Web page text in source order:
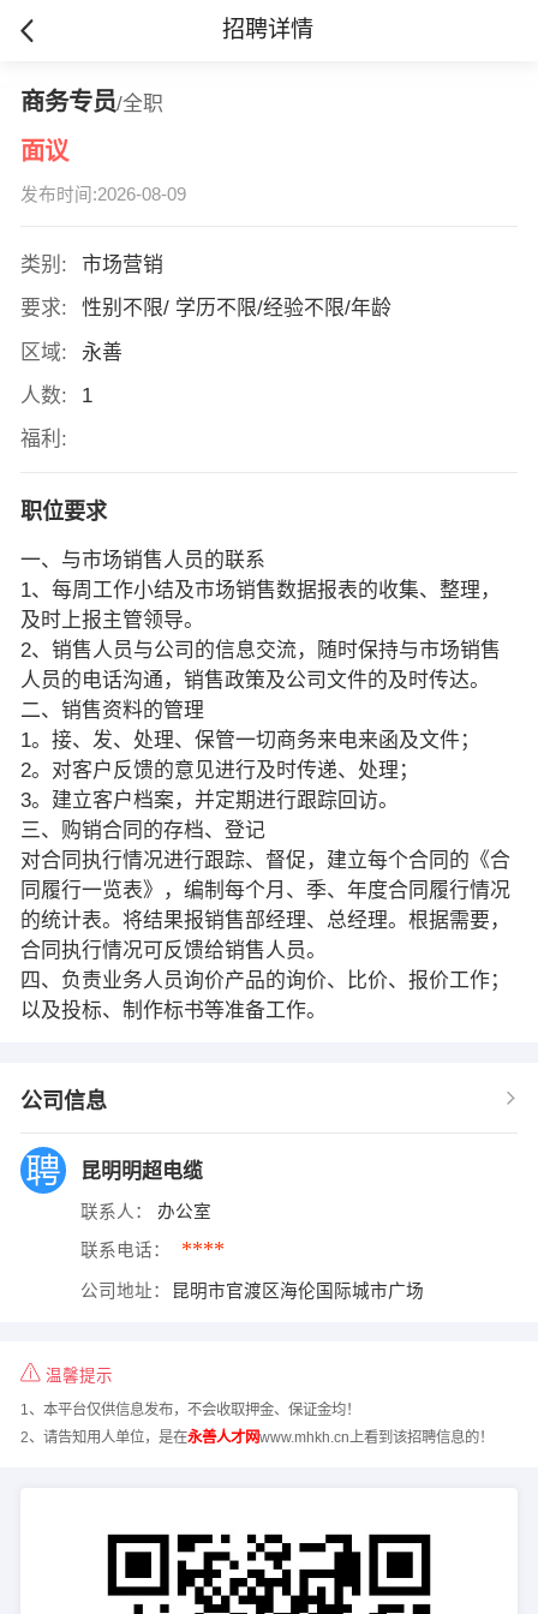
招聘详情
商务专员/全职
面议
发布时间:2026-08-09
类别:
市场营销
要求:
性别不限/ 学历不限/经验不限/年龄
区域:
永善
人数:
1
福利:
职位要求
一、与市场销售人员的联系
1、每周工作小结及市场销售数据报表的收集、整理，
及时上报主管领导。
2、销售人员与公司的信息交流，随时保持与市场销售
人员的电话沟通，销售政策及公司文件的及时传达。
二、销售资料的管理
1。接、发、处理、保管一切商务来电来函及文件；
2。对客户反馈的意见进行及时传递、处理；
3。建立客户档案，并定期进行跟踪回访。
三、购销合同的存档、登记
对合同执行情况进行跟踪、督促，建立每个合同的《合
同履行一览表》，编制每个月、季、年度合同履行情况
的统计表。将结果报销售部经理、总经理。根据需要，
合同执行情况可反馈给销售人员。
四、负责业务人员询价产品的询价、比价、报价工作；
以及投标、制作标书等准备工作。
公司信息
昆明明超电缆
联系人： 办公室
联系电话： ****
公司地址： 昆明市官渡区海伦国际城市广场
温馨提示
1、本平台仅供信息发布，不会收取押金、保证金均！
2、请告知用人单位，是在永善人才网www.mhkh.cn上看到该招聘信息的！